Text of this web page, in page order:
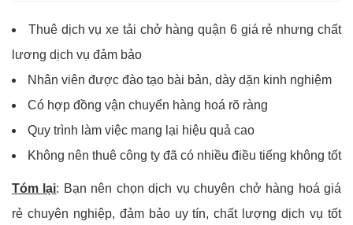
Thuê dịch vụ xe tải chở hàng quận 6 giá rẻ nhưng chất
lương dịch vụ đảm bảo
Nhân viên được đào tạo bài bản, dày dặn kinh nghiệm
Có hợp đồng vận chuyển hàng hoá rõ ràng
Quy trình làm việc mang lại hiệu quả cao
Không nên thuê công ty đã có nhiều điều tiếng không tốt
Tóm lại: Bạn nên chọn dịch vụ chuyên chở hàng hoá giá
rẻ chuyên nghiệp, đảm bảo uy tín, chất lượng dịch vụ tốt